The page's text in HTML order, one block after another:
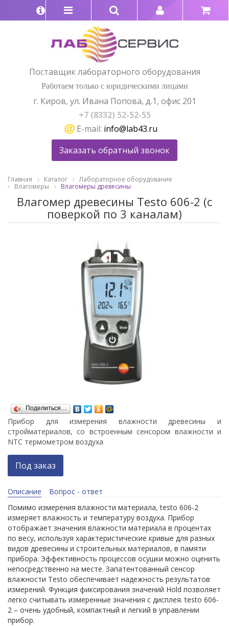
Поставщик лабораторного оборудования
Работаем только с юридическими лицами
г. Киров, ул. Ивана Попова, д.1, офис 201
+7 (8332) 52-52-55
E-mail: info@lab43.ru
Заказать обратный звонок
Главная Каталог
Лабораторное оборудование
Влагомеры
Влагомеры древесины
Влагомер древесины Testo 606-2 (с
поверкой по 3 каналам)
Поделиться…
Прибор для измерения влажности древесины и
стройматериалов, со встроенным сенсором влажности и
NTC термометром воздуха
Под заказ
Описание
Вопрос - ответ
Помимо измерения влажности материала, testo 606-2
измеряет влажность и температуру воздуха. Прибор
отображает значения влажности материала в процентах
по весу, используя характеристические кривые для разных
видов древесины и строительных материалов, в памяти
прибора. Эффективность процессов осушки можно оценить
непосредственно на месте. Запатентованный сенсор
влажности Testo обеспечивает надежность результатов
измерений. Функция фиксирования значений Hold позволяет
легко считывать измеренные значения с дисплея. testo 606-
2 – очень удобный, компактный и легкий в управлении
прибор.